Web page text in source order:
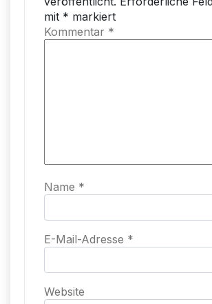
mit * markiert
Kommentar *
Name *
E-Mail-Adresse *
Website